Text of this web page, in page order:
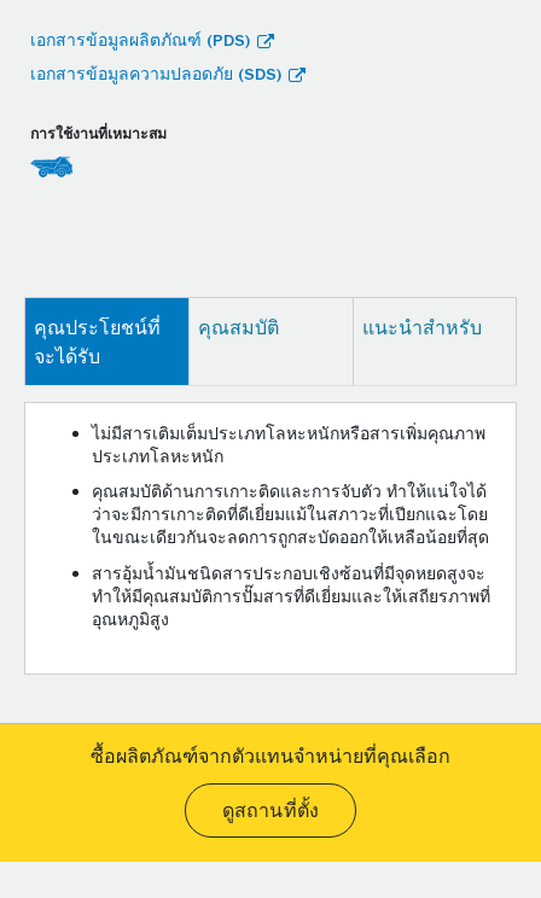
เอกสารข้อมูลผลิตภัณฑ์ (PDS)
เอกสารข้อมูลความปลอดภัย (SDS)
การใช้งานที่เหมาะสม
คุณประโยชน์ที่
จะได้รับ
คุณสมบัติ แนะนำสำหรับ
ไม่มีสารเติมเต็มประเภทโลหะหนักหรือสารเพิ่มคุณภาพ
ประเภทโลหะหนัก
คุณสมบัติด้านการเกาะติดและการจับตัว ทำให้แน่ใจได้
ว่าจะมีการเกาะติดที่ดีเยี่ยมแม้ในสภาวะที่เปียกแฉะโดย
ในขณะเดียวกันจะลดการถูกสะบัดออกให้เหลือน้อยที่สุด
สารอุ้มน้ำมันชนิดสารประกอบเชิงซ้อนที่มีจุดหยดสูงจะ
ทำให้มีคุณสมบัติการปั๊มสารที่ดีเยี่ยมและให้เสถียรภาพที่
อุณหภูมิสูง
ซื้อผลิตภัณฑ์จากตัวแทนจำหน่ายที่คุณเลือก
ดูสถานที่ตั้ง